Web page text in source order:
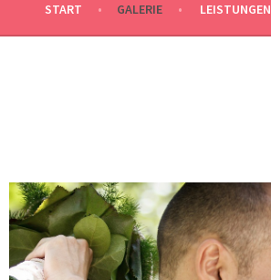
START GALERIE LEISTUNGEN